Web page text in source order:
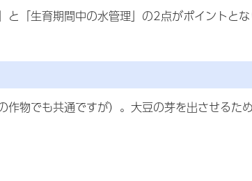
「生育期間中の水管理」の2点がポイントと
物でも共通ですが）。大豆の芽を出させるた